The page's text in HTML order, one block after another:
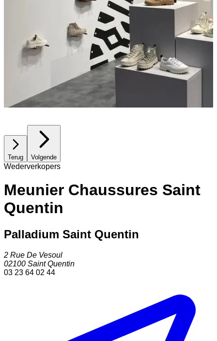
Terug Volgende
Wederverkopers
Meunier Chaussures Saint
Quentin
Palladium Saint Quentin
2 Rue De Vesoul
02100 Saint Quentin
03 23 64 02 44